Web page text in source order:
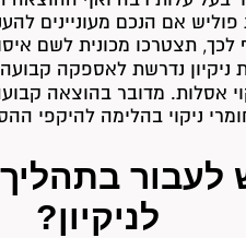
פוליש אם הנכם מעוניינים
לכך, תצטרכו מכונית לשם
ניקיון נדרשת לאספקה קבועה
אסלות. מדובר בהוצאה
ניקוי בהלימה להיקפי
לעבור
לניקיון?